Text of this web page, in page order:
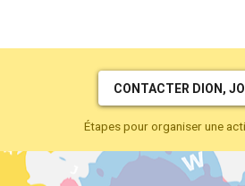
CONTACTER DION,
Étapes pour organiser une